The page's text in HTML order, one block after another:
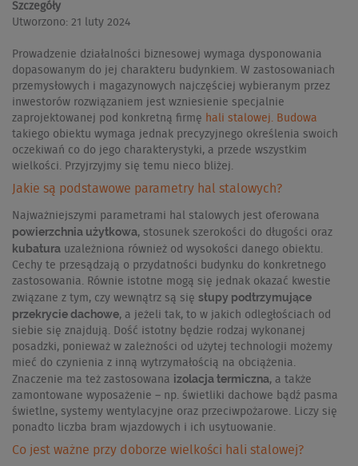
Szczegóły
Utworzono: 21 luty 2024
Prowadzenie działalności biznesowej wymaga dysponowania
dopasowanym do jej charakteru budynkiem. W zastosowaniach
przemysłowych i magazynowych najczęściej wybieranym przez
inwestorów rozwiązaniem jest wzniesienie specjalnie
zaprojektowanej pod konkretną firmę hali stalowej. Budowa
takiego obiektu wymaga jednak precyzyjnego określenia swoich
oczekiwań co do jego charakterystyki, a przede wszystkim
wielkości. Przyjrzyjmy się temu nieco bliżej.
Jakie są podstawowe parametry hal stalowych?
Najważniejszymi parametrami hal stalowych jest oferowana
powierzchnia użytkowa, stosunek szerokości do długości oraz
kubatura uzależniona również od wysokości danego obiektu.
Cechy te przesądzają o przydatności budynku do konkretnego
zastosowania. Równie istotne mogą się jednak okazać kwestie
związane z tym, czy wewnątrz są się słupy podtrzymujące
przekrycie dachowe, a jeżeli tak, to w jakich odległościach od
siebie się znajdują. Dość istotny będzie rodzaj wykonanej
posadzki, ponieważ w zależności od użytej technologii możemy
mieć do czynienia z inną wytrzymałością na obciążenia.
Znaczenie ma też zastosowana izolacja termiczna, a także
zamontowane wyposażenie – np. świetliki dachowe bądź pasma
świetlne, systemy wentylacyjne oraz przeciwpożarowe. Liczy się
ponadto liczba bram wjazdowych i ich usytuowanie.
Co jest ważne przy doborze wielkości hali stalowej?